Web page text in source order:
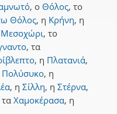
, ο Θόλος, το
Θόλος, η Κρήνη, η
Μεσοχώρι, το
, τα
, η Πλατανιά,
Πολύσυκο, η
, η Σίλλη, η Στέρνα,
τα Χαμοκέρασα, η